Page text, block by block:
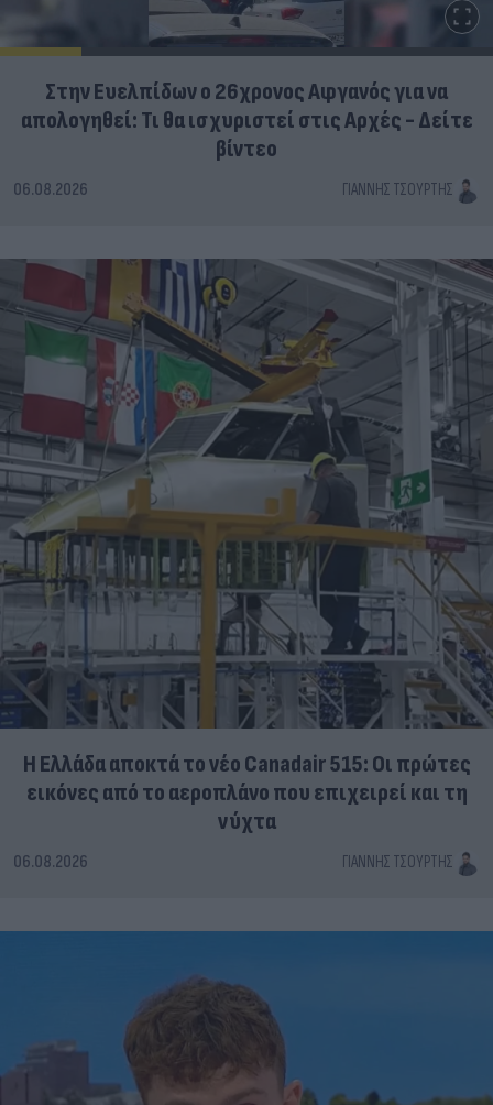
Στην Ευελπίδων ο 26χρονος Αφγανός για να
απολογηθεί: Τι θα ισχυριστεί στις Αρχές - Δείτε
βίντεο
06.08.2026 ΓΙΆΝΝΗΣ ΤΣΟΎΡΤΗΣ
Η Ελλάδα αποκτά το νέο Canadair 515: Οι πρώτες
εικόνες από το αεροπλάνο που επιχειρεί και τη
νύχτα
06.08.2026 ΓΙΆΝΝΗΣ ΤΣΟΎΡΤΗΣ